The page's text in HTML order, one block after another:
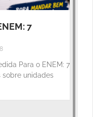
7
Para o ENEM: 7
sobre unidades